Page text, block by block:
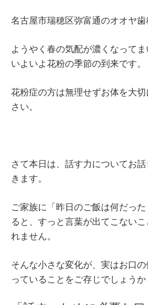
名古屋市瑞穂区弥富通のオオヤ
ようやく春の気配が濃くなってま
いよいよ花粉の季節の到来です。
花粉症の方は無理せずお体を大
さい。
さて本日は、話す力についてお
きます。
ご家族に「昨日のご飯は何だっ
ると、すっと言葉が出てこない
れません。
そんな小さな変化が、実はお口
っていることをご存じでしょうか